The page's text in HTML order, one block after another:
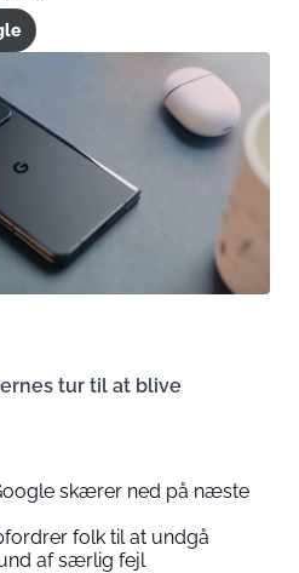
tur til at blive
skærer ned på næste
folk til at undgå
af særlig fejl